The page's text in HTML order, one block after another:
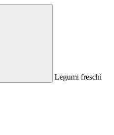
Legumi freschi